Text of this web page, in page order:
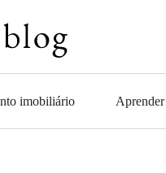
imobiliário Aprender